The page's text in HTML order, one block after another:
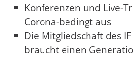
Konferenzen und Live-
Corona-bedingt aus
Die Mitgliedschaft des
braucht einen